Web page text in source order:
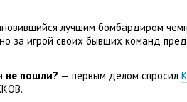
лучшим бомбардиром
за игрой своих бывших команд
не пошли? — первым делом спросил